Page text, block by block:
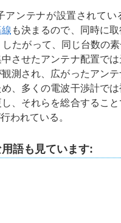
アンテナが設置されてい
も決まるので、同時に
したがって、同じ台数の
させたアンテナ配置で
測され、広がったアン
、多くの電波干渉計で
、それらを総合するこ
われている。
語も見ています: